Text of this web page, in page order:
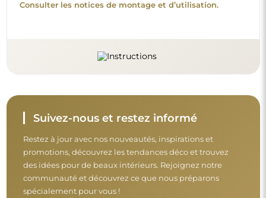
Consulter les notices de montage et d’utilisation.
Suivez-nous et restez informé
Restez à jour avec nos nouveautés, inspirations et
promotions, découvrez les tendances déco et trouvez
des idées pour de beaux intérieurs. Rejoignez notre
communauté et découvrez ce que nous préparons
spécialement pour vous !